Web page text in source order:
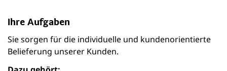
Ihre Aufgaben
Sie sorgen für die individuelle und kundenorientierte
Belieferung unserer Kunden.